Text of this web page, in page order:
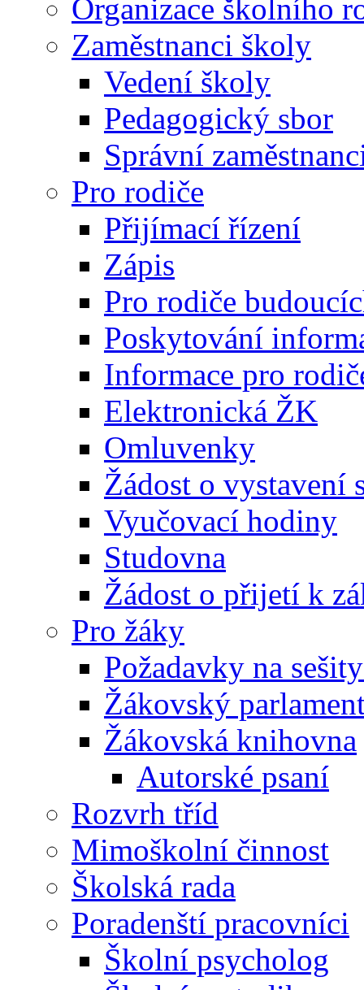
Organizace školního
Zaměstnanci školy
Vedení školy
Pedagogický sbor
Správní
Pro rodiče
Přijímací řízení
Zápis
Pro rodiče
Poskytování
Informace pro
Elektronická ŽK
Omluvenky
Žádost o vystavení
Vyučovací hodiny
Studovna
Žádost o přijetí k
Pro žáky
Požadavky na
Žákovský
Žákovská knihovna
Autorské psaní
Rozvrh tříd
Mimoškolní činnost
Školská rada
Poradenští pracovníci
Školní psycholog